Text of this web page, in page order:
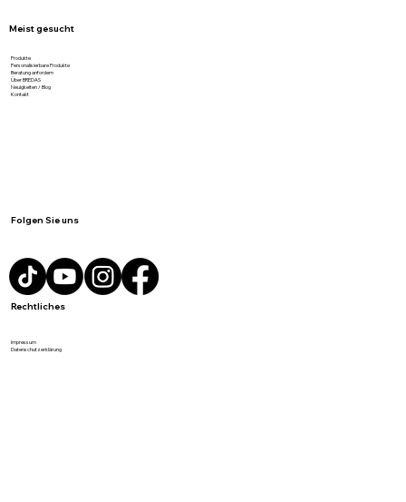
Meist gesucht
Produkte
Folgen Sie uns
Rechtliches